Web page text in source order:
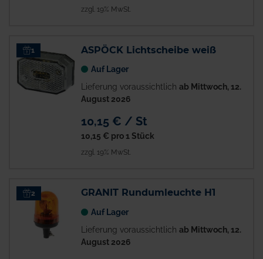
zzgl. 19% MwSt.
1 ASPÖCK Lichtscheibe weiß
Auf Lager
Lieferung voraussichtlich ab Mittwoch, 12.
August 2026
10,15 € / St
10,15 € pro 1 Stück
zzgl. 19% MwSt.
2 GRANIT Rundumleuchte H1
Auf Lager
Lieferung voraussichtlich ab Mittwoch, 12.
August 2026